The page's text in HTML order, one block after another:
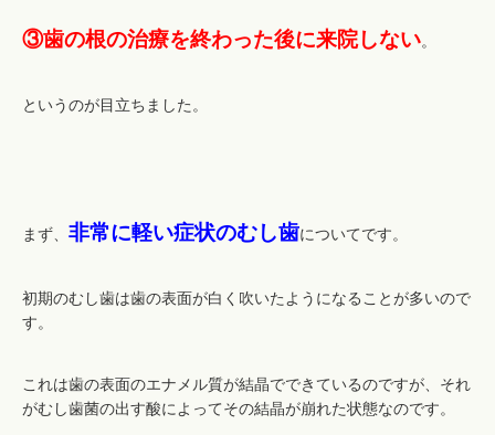
③歯の根の治療を終わった後に来院しない。
というのが目立ちました。
まず、 非常に軽い症状のむし歯についてです。
初期のむし歯は歯の表面が白く吹いたようになることが多いので
す。
これは歯の表面のエナメル質が結晶でできているのですが、それ
がむし歯菌の出す酸によってその結晶が崩れた状態なのです。